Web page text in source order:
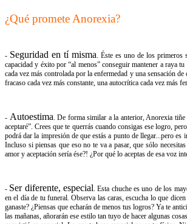
¿Qué​ ​promete​ ​Anorexia?
-​ ​​ Seguridad​ ​en​ ​tí​ ​misma.​​ ​Éste​ ​es​ ​uno​ ​de​ ​los​ ​primeros​
capacidad​ ​y​ ​éxito​ ​por “al​ ​menos”​ ​conseguir​ ​mantener​ ​a​ ​raya​
cada​ ​vez​ ​más​ ​controlada​ ​por​ ​la enfermedad​ ​y​ ​una​ ​sensación​
​fracaso​ ​cada​ ​vez​ ​más​ ​constante, una​ ​autocrítica​ ​cada​ ​vez​ ​más​
-​ ​​ Autoestima​.​ ​De​ ​forma​ ​similar​ ​a​ ​la​ ​anterior,​ Anorexia​ ​tiñe​
aceptaré”. Crees​ ​que​ ​te​ ​querrás​ ​cuando​ ​consigas​ ​ese​ ​logro,​
podrá​ ​dar​ ​la impresión​ ​de​ ​que​ ​estás​ ​a​ ​punto​ ​de​ ​llegar...pero​
Incluso​ ​si​ ​piensas​ ​que​ ​eso​ ​no te​ ​va​ ​a​ ​pasar,​ ​que​ ​sólo​
amor​ ​y​ ​aceptación​ ​sería​ ​ése?! ¿Por qué lo aceptas de esa voz
-​ ​​Ser​ ​diferente,​ ​especial​.​ ​Esta​ ​chuche​ ​es​ ​uno​ ​de​ ​los​
en​ ​el​ ​día​ ​de​ ​tu funeral. Observa las caras, escucha lo que
ganaste?​ ​¿Piensas​ ​que​ ​echarán​ ​de​ ​menos​ ​tus​ ​logros?​ ​Ya​ ​te​
​las​ ​mañanas,​ ​añorarán​ ​ese​ ​estilo​ ​tan​ ​tuyo​ ​de​ ​hacer​ ​algunas​